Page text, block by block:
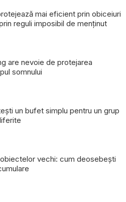
mai eficient prin obiceiuri
reguli imposibil de menținut
are nevoie de protejarea
somnului
un bufet simplu pentru un grup
vechi: cum deosebești